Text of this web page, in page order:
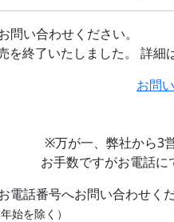
い合わせください。
を終了いたしました。 詳細
お問
※万が一、弊社から3
お手数ですがお電話
話番号へお問い合わせくだ
始を除く）